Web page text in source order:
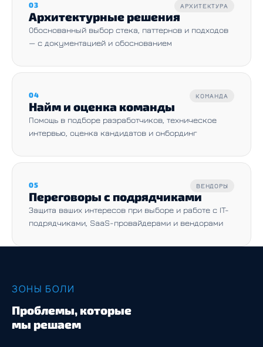
03 АРХИТЕКТУРА
Архитектурные решения
Обоснованный выбор стека, паттернов и подходов
— с документацией и обоснованием
04 КОМАНДА
Найм и оценка команды
Помощь в подборе разработчиков, техническое
интервью, оценка кандидатов и онбординг
05 ВЕНДОРЫ
Переговоры с подрядчиками
Защита ваших интересов при выборе и работе с IT-
подрядчиками, SaaS-провайдерами и вендорами
ЗОНЫ БОЛИ
Проблемы, которые
мы решаем